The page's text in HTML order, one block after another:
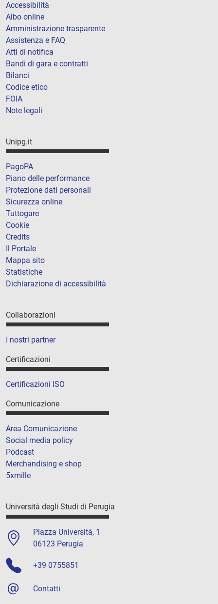
Accessibilità
Albo online
Amministrazione trasparente
Assistenza e FAQ
Atti di notifica
Bandi di gara e contratti
Bilanci
Codice etico
FOIA
Note legali
Unipg.it
PagoPA
Piano delle performance
Protezione dati personali
Sicurezza online
Tuttogare
Cookie
Credits
Il Portale
Mappa sito
Statistiche
Dichiarazione di accessibilità
Collaborazioni
I nostri partner
Certificazioni
Certificazioni ISO
Comunicazione
Area Comunicazione
Social media policy
Podcast
Merchandising e shop
5xmille
Università degli Studi di Perugia
Piazza Università, 1
06123 Perugia
+39 0755851
Contatti